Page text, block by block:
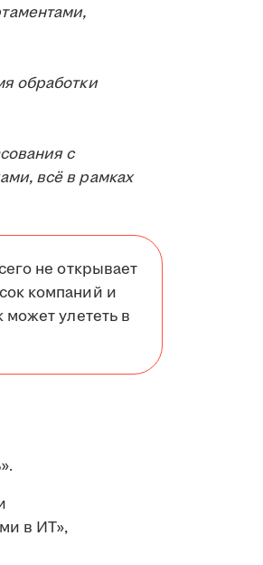
обработки
с
всё в рамках
не открывает
компаний и
улететь в
в ИТ»,